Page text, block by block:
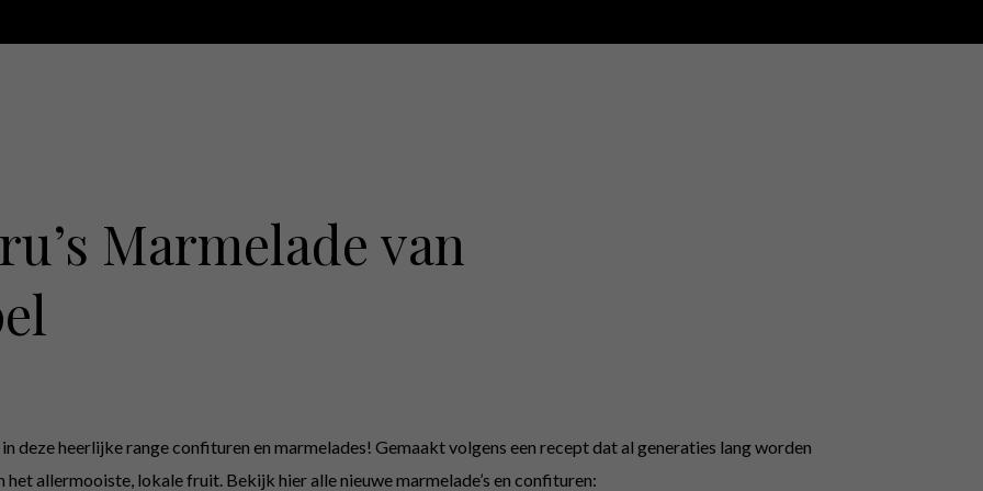
Marmelade van
deze heerlijke range confituren en marmelades! Gemaakt volgens een recept dat al generaties lang worden
allermooiste, lokale fruit. Bekijk hier alle nieuwe marmelade’s en confituren: